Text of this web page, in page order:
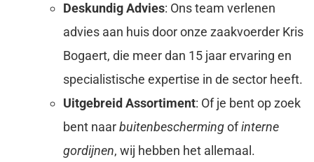
Deskundig Advies: Ons team verlenen
advies aan huis door onze zaakvoerder Kris
Bogaert, die meer dan 15 jaar ervaring en
specialistische expertise in de sector heeft.
Uitgebreid Assortiment: Of je bent op zoek
bent naarbuitenbeschermingofinterne
gordijnen, wij hebben het allemaal.